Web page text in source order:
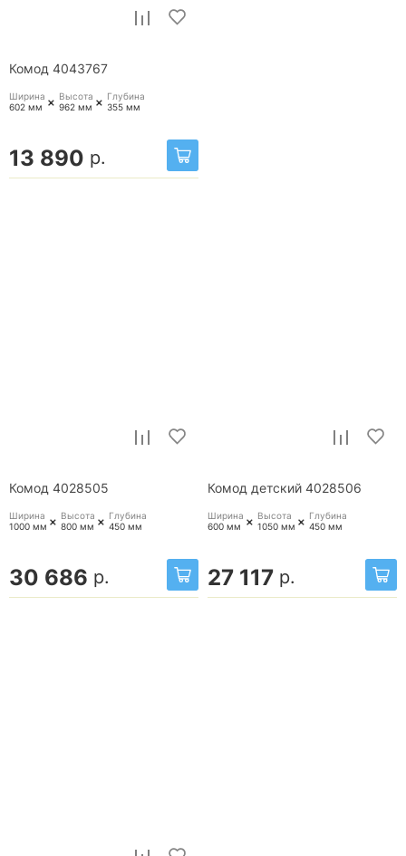
Комод 4043767
Ширина
602 мм+Высота
962 мм+Глубина
355 мм
13 890 р.
Комод 4028505
Ширина
1000 мм+Высота
800 мм+Глубина
450 мм
30 686 р.
Комод детский 4028506
Ширина
600 мм+Высота
1050 мм+Глубина
450 мм
27 117 р.